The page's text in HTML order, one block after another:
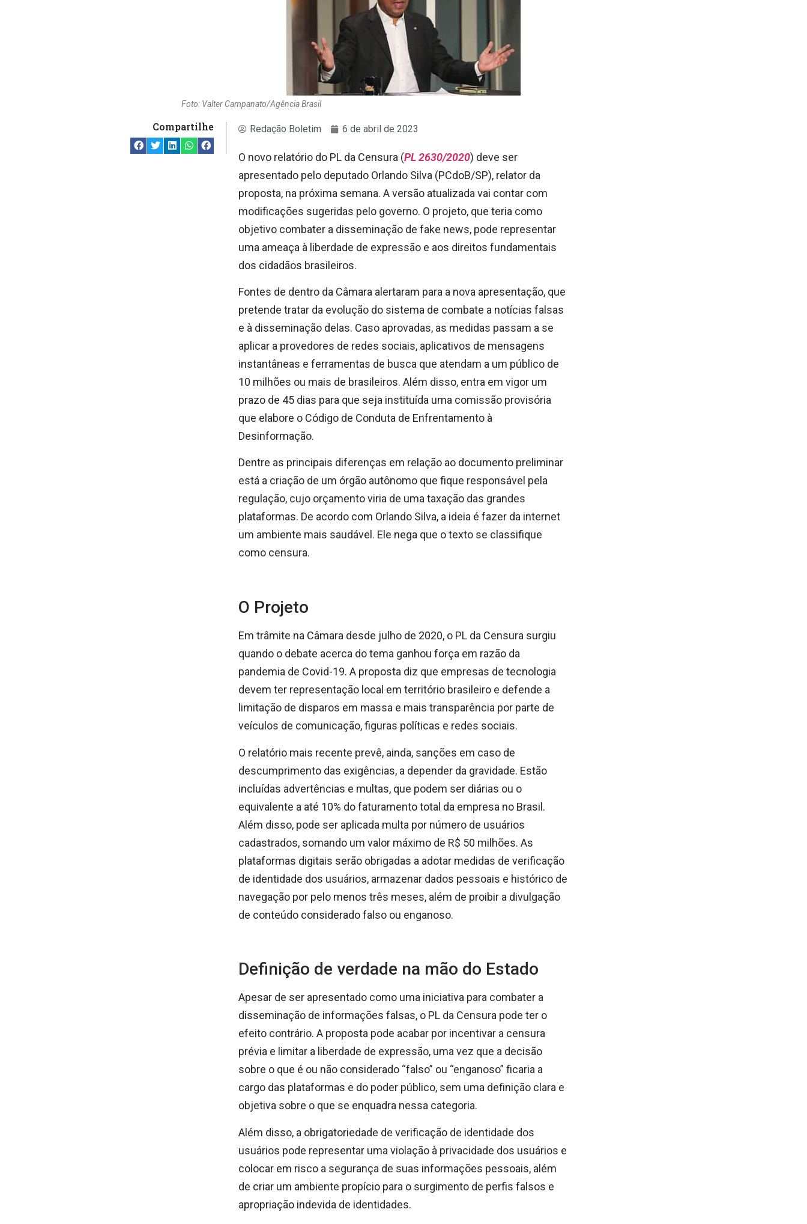
Foto: Valter Campanato/Agência Brasil
Compartilhe Redação Boletim 6 de abril de 2023
O novo relatório do PL da Censura (PL 2630/2020) deve ser
apresentado pelo deputado Orlando Silva (PCdoB/SP), relator da
proposta, na próxima semana. A versão atualizada vai contar com
modificações sugeridas pelo governo. O projeto, que teria como
objetivo combater a disseminação de fake news, pode representar
uma ameaça à liberdade de expressão e aos direitos fundamentais
dos cidadãos brasileiros.
Fontes de dentro da Câmara alertaram para a nova apresentação, que
pretende tratar da evolução do sistema de combate a notícias falsas
e à disseminação delas. Caso aprovadas, as medidas passam a se
aplicar a provedores de redes sociais, aplicativos de mensagens
instantâneas e ferramentas de busca que atendam a um público de
10 milhões ou mais de brasileiros. Além disso, entra em vigor um
prazo de 45 dias para que seja instituída uma comissão provisória
que elabore o Código de Conduta de Enfrentamento à
Desinformação.
Dentre as principais diferenças em relação ao documento preliminar
está a criação de um órgão autônomo que fique responsável pela
regulação, cujo orçamento viria de uma taxação das grandes
plataformas. De acordo com Orlando Silva, a ideia é fazer da internet
um ambiente mais saudável. Ele nega que o texto se classifique
como censura.
O Projeto
Em trâmite na Câmara desde julho de 2020, o PL da Censura surgiu
quando o debate acerca do tema ganhou força em razão da
pandemia de Covid-19. A proposta diz que empresas de tecnologia
devem ter representação local em território brasileiro e defende a
limitação de disparos em massa e mais transparência por parte de
veículos de comunicação, figuras políticas e redes sociais.
O relatório mais recente prevê, ainda, sanções em caso de
descumprimento das exigências, a depender da gravidade. Estão
incluídas advertências e multas, que podem ser diárias ou o
equivalente a até 10% do faturamento total da empresa no Brasil.
Além disso, pode ser aplicada multa por número de usuários
cadastrados, somando um valor máximo de R$ 50 milhões. As
plataformas digitais serão obrigadas a adotar medidas de verificação
de identidade dos usuários, armazenar dados pessoais e histórico de
navegação por pelo menos três meses, além de proibir a divulgação
de conteúdo considerado falso ou enganoso.
Definição de verdade na mão do Estado
Apesar de ser apresentado como uma iniciativa para combater a
disseminação de informações falsas, o PL da Censura pode ter o
efeito contrário. A proposta pode acabar por incentivar a censura
prévia e limitar a liberdade de expressão, uma vez que a decisão
sobre o que é ou não considerado “falso” ou “enganoso” ficaria a
cargo das plataformas e do poder público, sem uma definição clara e
objetiva sobre o que se enquadra nessa categoria.
Além disso, a obrigatoriedade de verificação de identidade dos
usuários pode representar uma violação à privacidade dos usuários e
colocar em risco a segurança de suas informações pessoais, além
de criar um ambiente propício para o surgimento de perfis falsos e
apropriação indevida de identidades.